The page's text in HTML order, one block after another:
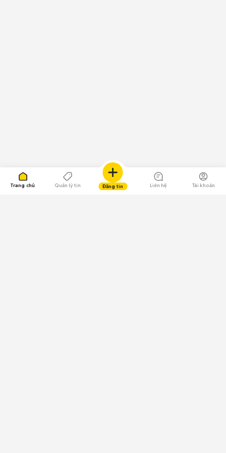
Trang chủ Quản lý tin Đăng tin Liên hệ Tài khoản